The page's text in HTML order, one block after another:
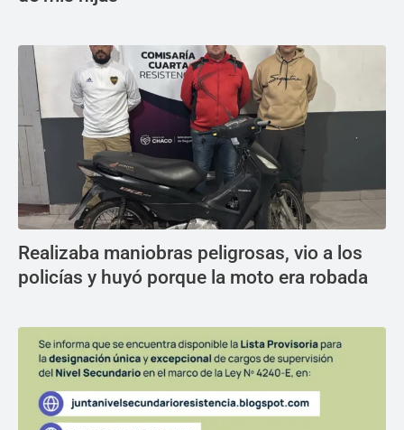
Realizaba maniobras peligrosas, vio a los
policías y huyó porque la moto era robada